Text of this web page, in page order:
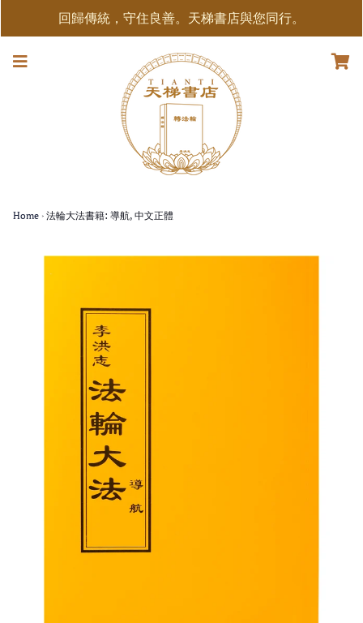
回歸傳統，守住良善。天梯書店與您同行。
Home › 法輪大法書籍: 導航, 中文正體